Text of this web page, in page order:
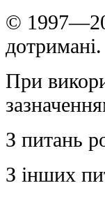
©
дотримані.
При
З питань
З інших